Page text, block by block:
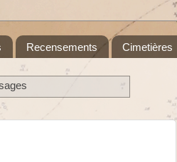
Recensements Cimetières